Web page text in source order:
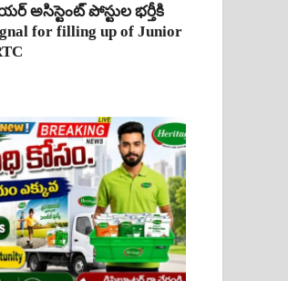
అసిస్టెంట్ పోస్టుల భర్తీకి
for filling up of Junior